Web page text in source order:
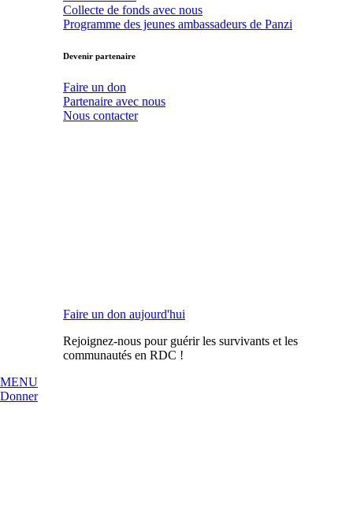
Collecte de fonds avec nous
Programme des jeunes ambassadeurs de Panzi
Devenir partenaire
Faire un don
Partenaire avec nous
Nous contacter
Faire un don aujourd'hui
Rejoignez-nous pour guérir les survivants et les
communautés en RDC !
MENU
Donner